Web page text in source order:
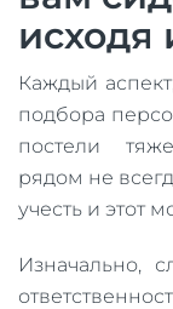
исходя
Каждый
подбора
постели
рядом не
учесть и этот
Изначально,